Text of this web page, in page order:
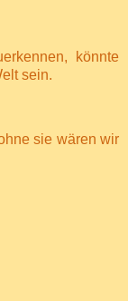
könnte
sein.
sie wären wir